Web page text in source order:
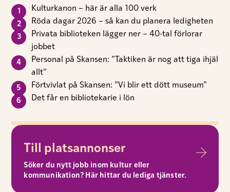
Kulturkanon – här är alla 100 verk
Röda dagar 2026 – så kan du planera ledigheten
Privata biblioteken lägger ner – 40-tal förlorar
jobbet
Personal på Skansen: ”Taktiken är nog att tiga ihjäl
allt”
Förtvivlat på Skansen: ”Vi blir ett dött museum”
Det får en bibliotekarie i lön
Till platsannonser
Söker du nytt jobb inom kultur eller
kommunikation? Här hittar du lediga tjänster.